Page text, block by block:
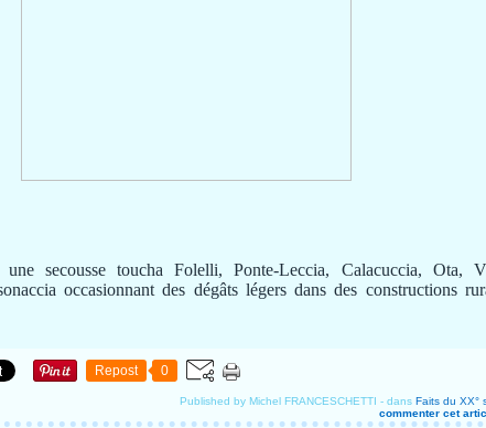
secousse toucha Folelli, Ponte-Leccia, Calacuccia, Ota,
occasionnant des dégâts légers dans des constructions
Repost 0
Published by Michel FRANCESCHETTI - dans Faits du XX°
commenter cet